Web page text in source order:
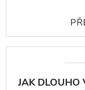
JAK DLOUHO